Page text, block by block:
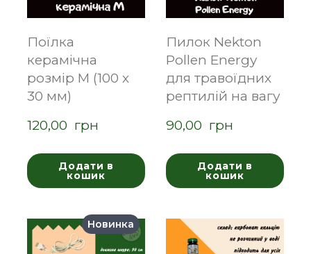
Поїлка
керамічна
розмір M (100 х
30 мм)
120,00  грн
Додати в
кошик
Пилок Nekton
Pollen Energy
для травоїдних
рептилій на вагу
90,00  грн
Додати в
кошик
Новинка